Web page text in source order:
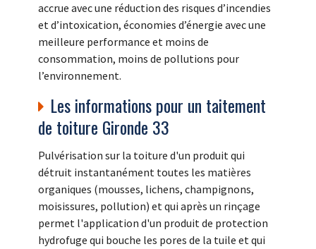
accrue avec une réduction des risques d’incendies
et d’intoxication, économies d’énergie avec une
meilleure performance et moins de
consommation, moins de pollutions pour
l’environnement.
Les informations pour un taitement
de toiture Gironde 33
Pulvérisation sur la toiture d'un produit qui
détruit instantanément toutes les matières
organiques (mousses, lichens, champignons,
moisissures, pollution) et qui après un rinçage
permet l'application d'un produit de protection
hydrofuge qui bouche les pores de la tuile et qui